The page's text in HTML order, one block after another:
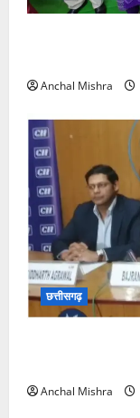
Anchal Mishra
छत्तीसगढ़
Anchal Mishra